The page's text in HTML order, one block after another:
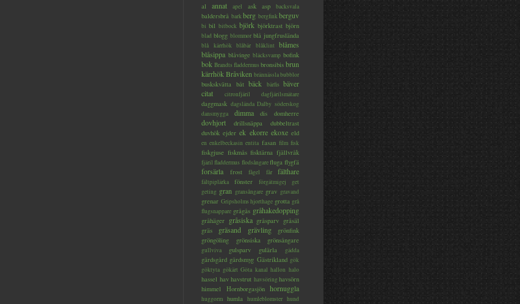
al annat apel ask asp backsvala
baldersbrå barkberg bergfinkberguv
bi bil bitbock björk björktrast björn
blad blogg blommor blå jungfruslända
blå kärrhök blåbär blåklint
blåmes
blåsippa blåvinge bläcksvamp bofink
bok Brandts fladdermus bronsibis brun
kärrhökBråviken brännässlabubblor
buskskvätta båt bäck bärfis bäver
citat
citronfjäril dagfjärilsmätare
daggmask dagslända Dalby söderskog
dansmygga
dimma dis domherre
dovhjort drillsnäppa
dubbeltrast
duvhök ejder ek ekorre ekoxe eld
en enkelbeckasin entita fasan film fisk
fiskgjuse fiskmås fisktärna fjällvråk
fjäril fladdermus flodsångarefluga flygfä
forsärla frost fågel får fälthare
fältpiplärka fönster förgätmigej
get
geting gran gransångare grav gravand
grenar Gripsholms hjorthage grotta grå
flugsnappare grågås gråhakedopping
gråhäger gråsiska gråsparv gråsäl
gräs
gräsand grävling
grönfink
gröngöling
grönsiska grönsångare
gullviva gulsparv gulärla gädda
gärdsgård gärdsmyg Gästrikland gök
göktyta gökärt Göta kanal hallon halo
hassel hav havstrut havsöring havsörn
himmel
Hornborgasjön hornuggla
huggorm humla humleblomster hund